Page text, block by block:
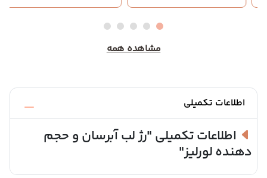
مشاهده همه
اطلاعات تکمیلی
اطلاعات تکمیلی "رژ لب آبرسان و حجم
دهنده لورلیز"